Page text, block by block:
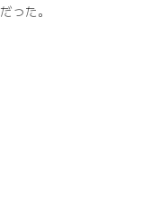
った。